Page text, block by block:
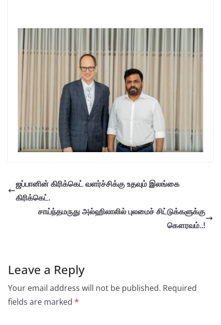
ஜப்பானின் கிரிக்கெட் வளர்ச்சிக்கு உதவும் இலங்கை
கிரிக்கெட்.
சாய்ந்தமருது அல்ஹிலாலில் புலமைச் சிட்டுக்களுக்கு
கௌரவம்..!
Leave a Reply
Your email address will not be published. Required
fields are marked *